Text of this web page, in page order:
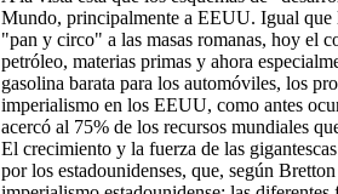
Mundo, principalmente a EEUU. Igual que
"pan y circo" a las masas romanas, hoy el
petróleo, materias primas y ahora
gasolina barata para los automóviles, los
imperialismo en los EEUU, como antes
acercó al 75% de los recursos mundiales
El crecimiento y la fuerza de las
por los estadounidenses, que, según